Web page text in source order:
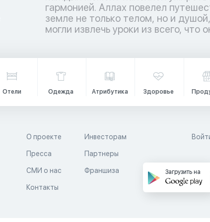
могли извлечь уроки из всего, что
Отели Одежда Атрибутика Здоровье
О проекте
Пресса
СМИ о нас
Контакты
Инвесторам
Партнеры
Франшиза Загрузить на